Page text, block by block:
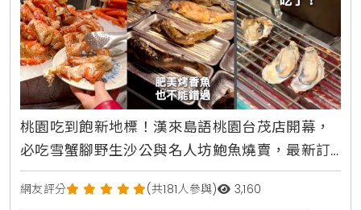
桃園吃到飽新地標！漢來島語桃園台茂店開幕，
必吃雪蟹腳野生沙公與名人坊鮑魚燒賣，最新訂
位攻略與完整價位一次看清楚
網友評分 (共181人參與) 3,160